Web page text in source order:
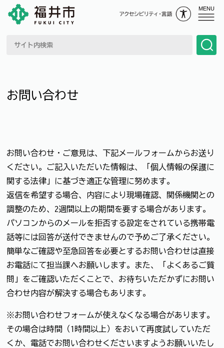
MENU
お問い合わせ
お問い合わせ・ご意見は、下記メールフォームからお送り
ください。ご記入いただいた情報は、「個人情報の保護に
関する法律」に基づき適正な管理に努めます。
返信を希望する場合、内容により現場確認、関係機関との
調整のため、2週間以上の期間を要する場合があります。
パソコンからのメールを拒否する設定をされている携帯電
話等には回答が送付できませんので予めご了承ください。
簡単なご確認や至急回答を必要とするお問い合わせは直接
お電話にて担当課へお願いします。また、「よくあるご質
問」をご確認いただくことで、お待ちいただかずにお問い
合わせ内容が解決する場合もあります。
※お問い合わせフォームが使えなくなる場合があります。
その場合は時間（1時間以上）をおいて再度試していただ
くか、電話でお問い合わせくださいますようお願いいたし